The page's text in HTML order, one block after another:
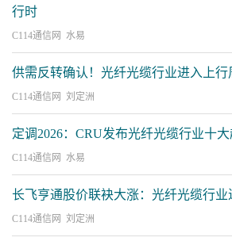
行时
C114通信网 水易
供需反转确认！光纤光缆行业进入上行
C114通信网 刘定洲
定调2026：CRU发布光纤光缆行业十
C114通信网 水易
长飞亨通股价联袂大涨：光纤光缆行业
C114通信网 刘定洲